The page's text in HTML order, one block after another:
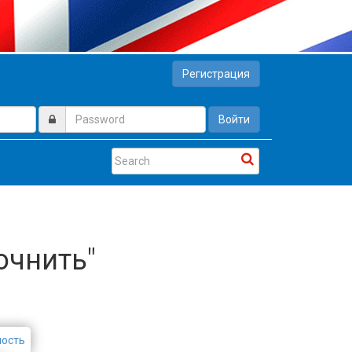
Регистрация
Войти